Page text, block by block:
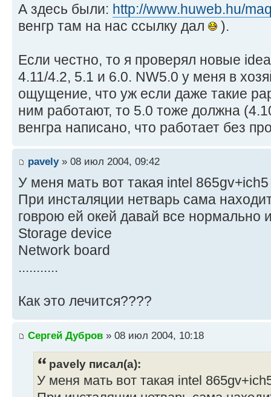
А здесь были: http://www.huweb.hu/
венгр там на нас ссылку дал
).
Если честно, то я проверял новые
4.11/4.2, 5.1 и 6.0. NW5.0 у меня в
ощущение, что уж если даже такие
ним работают, то 5.0 тоже должна
венгра написано, что работает без
pavely» 08 июл 2004, 09:42
У меня мать вот такая intel
При инсталяции нетварь сама
говрою ей окей давай все нормально
Storage device
Network board
...........
Как это лечится????
Сергей Дубров » 08 июл 2004, 10:18
pavely писал(а):
У меня мать вот такая intel